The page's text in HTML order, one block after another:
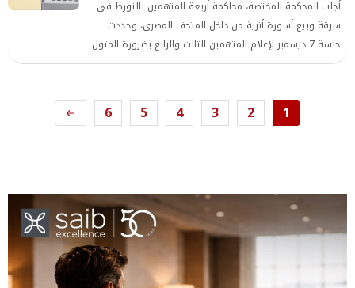
أجلت المحكمة المختصة، محاكمة أربعة المتهمين بالتورط في
سرقة وبيع أسورة أثرية من داخل المتحف المصري، وحددت
جلسة 7 ديسمبر لإعلام المتهمين الثالث والرابع بضرورة المثول
أمام المحكمة لاستكمال إجراءات المحاكمة
1
2
3
4
5
6